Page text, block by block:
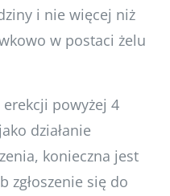
i nie więcej niż
w postaci żelu
powyżej 4
działanie
konieczna jest
zgłoszenie się do